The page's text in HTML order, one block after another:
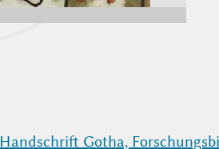
Handschrift Gotha,